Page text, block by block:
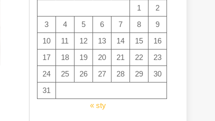
1
2
3
4 5 6 7 8
9
10
11 12 13 14 15
16
17
18 19 20 21 22
23
24
25 26 27 28 29
30
31
« sty